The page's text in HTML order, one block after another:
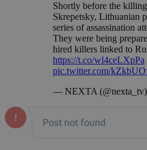
Shortly before the
Skrepetsky, Lithuanian
series of assassination
They were being
hired killers linked to
https://t.co/wl4ceLXpPa
pic.twitter.com/
— NEXTA (@nexta_tv)